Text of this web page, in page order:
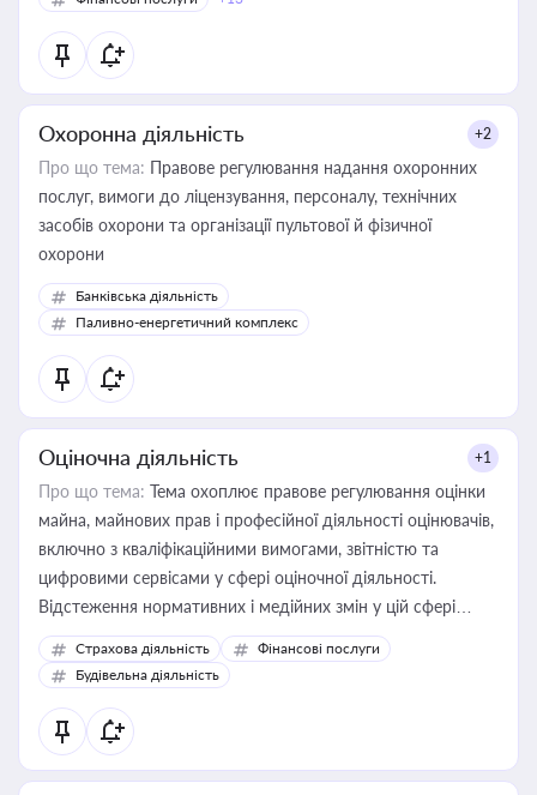
Охоронна діяльність +2
Про що тема: Правове регулювання надання охоронних
послуг, вимоги до ліцензування, персоналу, технічних
засобів охорони та організації пультової й фізичної
охорони
Банківська діяльність
Паливно-енергетичний комплекс
Оціночна діяльність +1
Про що тема: Тема охоплює правове регулювання оцінки
майна, майнових прав і професійної діяльності оцінювачів,
включно з кваліфікаційними вимогами, звітністю та
цифровими сервісами у сфері оціночної діяльності.
Відстеження нормативних і медійних змін у цій сфері
корисне для власника бізнесу, керівника, юриста або
бухгалтера під час оподаткування, приватизації, оренди
державного майна, корпоративних угод і перевірки
статусу суб'єктів оціночної діяльності
Страхова діяльність
Фінансові послуги
Будівельна діяльність